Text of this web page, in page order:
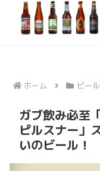
ホーム ビー
ガブ飲み必至
ピルスナー」
いのビール！